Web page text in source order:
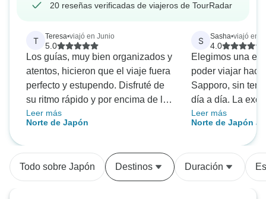
20 reseñas verificadas de viajeros de TourRadar
T Teresa•viajó en Junio
5.0
Los guías, muy bien organizados y
atentos, hicieron que el viaje fuera
perfecto y estupendo. Disfruté de
su ritmo rápido y por encima de la
información cultural e histórica.
¡Gracias a José y David!
Leer más
Norte de Japón
S Sasha•viajó en
4.0
Elegimos una
poder viajar
Sapporo, sin
día a día. La
forma muy
Teníamos un
turístico con 34
no estaba tan
podría haber
Leer más
Norte de Japón
Todo sobre Japón Destinos Duración